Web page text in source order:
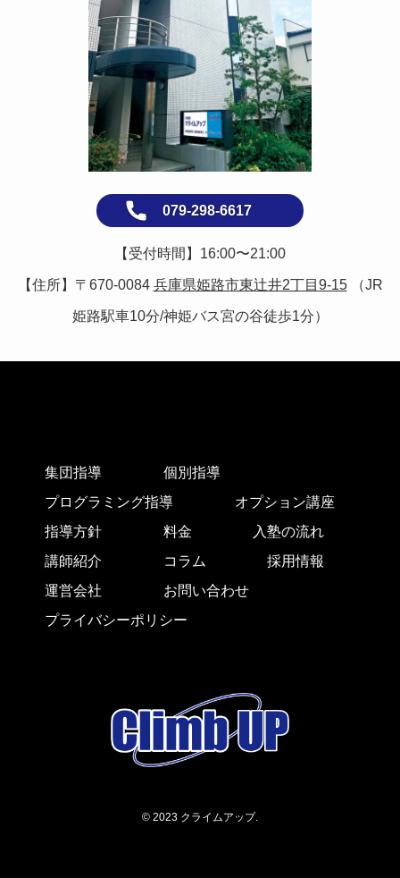
079-298-6617
【受付時間】16:00〜21:00
【住所】〒670-0084 兵庫県姫路市東辻井2丁目9-15（JR
姫路駅車10分/神姫バス宮の谷徒歩1分）
集団指導
個別指導
プログラミング指導
オプション講座
指導方針
料金
入塾の流れ
講師紹介
コラム
採用情報
運営会社
お問い合わせ
プライバシーポリシー
© 2023 クライムアップ.